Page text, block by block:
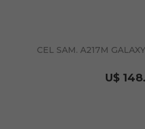
CEL SAM. A217M
U$